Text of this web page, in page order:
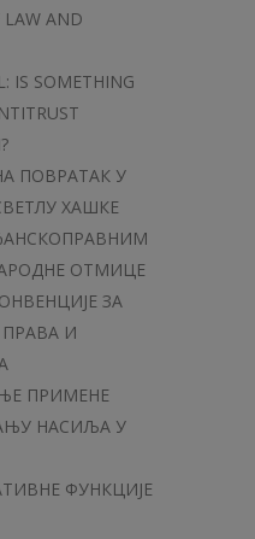
LAW AND
IS SOMETHING
ПОВРАТАК У
ХАШКЕ
ОТМИЦЕ
ЗА
И
ПРИМЕНЕ
НАСИЉА У
ФУНКЦИЈЕ